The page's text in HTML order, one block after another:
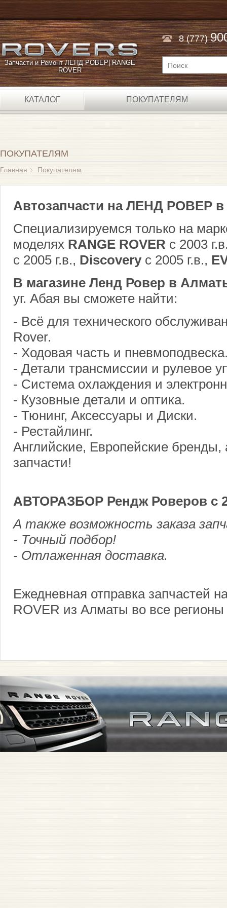
Запчасти и Ремонт ЛЕНД РОВЕР| RANGE
ROVER
8 (777)
КАТАЛОГ ПОКУПАТЕЛЯМ
ПОКУПАТЕЛЯМ
Главная Покупателям
Автозапчасти на ЛЕНД РОВЕР
Специализируемся только на
моделях RANGE ROVER c 2003
c 2005 г.в., Discoveryc 2005 г.в.,
В магазине Ленд Ровер в
уг. Абая вы сможете найти:
- Всё для технического
Rover.
- Ходовая часть и
- Детали трансмиссии и рулевое
- Система охлаждения и
- Кузовные детали и оптика.
- Тюнинг, Аксессуары и Диски.
- Рестайлинг.
Английские, Европейские
запчасти!
АВТОРАЗБОР Рендж Роверов с
А также возможность заказа
- Точный подбор!
- Отлаженная доставка.
Ежедневная отправка запчастей
ROVER из Алматы во все